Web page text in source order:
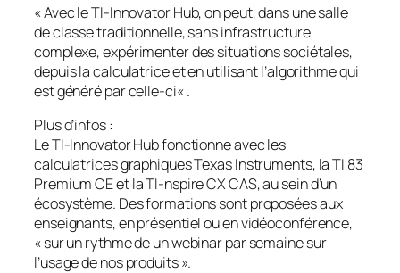
«Avec le TI-Innovator Hub, on peut, dans une salle
de classe traditionnelle, sans infrastructure
complexe, expérimenter des situations sociétales,
depuis la calculatrice et en utilisant l’algorithme qui
est généré par celle-ci« .
Plus d’infos :
Le TI-Innovator Hub fonctionne avec les
calculatrices graphiques Texas Instruments, la TI 83
Premium CE et la TI-nspire CX CAS, au sein d’un
écosystème. Des formations sont proposées aux
enseignants, en présentiel ou en vidéoconférence,
« sur un rythme de un webinar par semaine sur
l’usage de nos produits ».